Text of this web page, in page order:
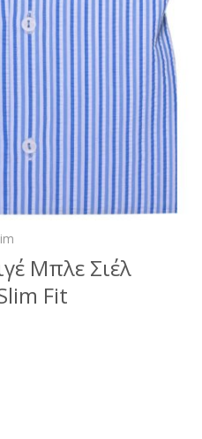
Μπλε Σιέλ
Fit